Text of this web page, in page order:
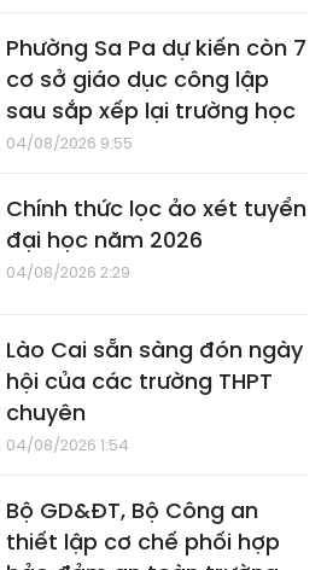
Phường Sa Pa dự kiến còn 7
cơ sở giáo dục công lập
sau sắp xếp lại trường học
04/08/2026 9:55
Chính thức lọc ảo xét tuyển
đại học năm 2026
04/08/2026 2:29
Lào Cai sẵn sàng đón ngày
hội của các trường THPT
chuyên
04/08/2026 1:54
Bộ GD&ĐT, Bộ Công an
thiết lập cơ chế phối hợp